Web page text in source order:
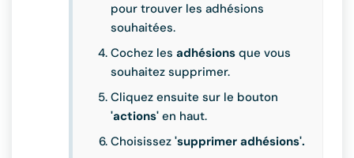
pour trouver les adhésions
souhaitées.
Cochez les adhésions que vous
souhaitez supprimer.
Cliquez ensuite sur le bouton
'actions' en haut.
Choisissez 'supprimer adhésions'.